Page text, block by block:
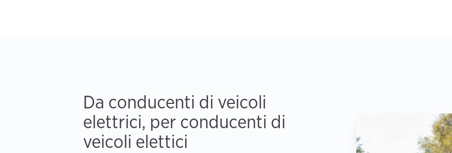
Da conducenti di veicoli
elettrici, per conducenti di
veicoli elettici